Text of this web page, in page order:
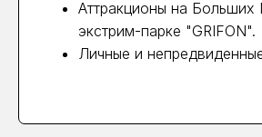
Аттракционы на Больших
экстрим-парке "GRIFON".
Личные и